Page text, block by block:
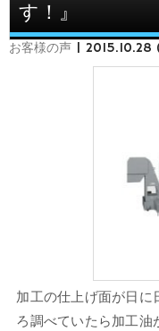
す！』
お客様の声 2015.10.28
加工の仕上げ面が日に
ろ調べていたら加工油